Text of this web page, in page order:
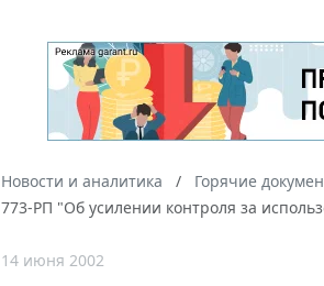
Новости и аналитика Горячие
773-РП "Об усилении контроля за
14 июня 2002